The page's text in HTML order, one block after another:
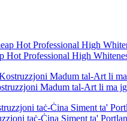
Hot Professional High
Madum tal-Art li ma
taċ-Ċina Siment ta'